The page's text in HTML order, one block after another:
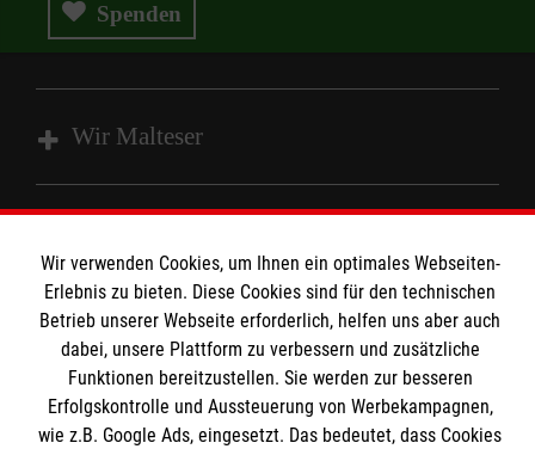
Spenden
Wir Malteser
Spenden und Helfen
Angebote und Leistungen
Unsere Kurse
Mitarbeiten
Wir Malteser
Informationen
Kontakt
Pressestelle
Malteser online
Wir verwenden Cookies, um Ihnen ein optimales Webseiten-
Erlebnis zu bieten. Diese Cookies sind für den technischen
Betrieb unserer Webseite erforderlich, helfen uns aber auch
dabei, unsere Plattform zu verbessern und zusätzliche
Funktionen bereitzustellen. Sie werden zur besseren
Erfolgskontrolle und Aussteuerung von Werbekampagnen,
wie z.B. Google Ads, eingesetzt. Das bedeutet, dass Cookies